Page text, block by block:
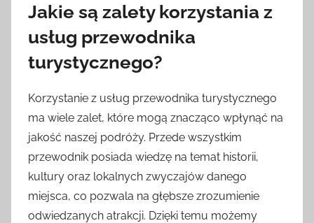
Jakie są zalety korzystania z
usług przewodnika
turystycznego?
Korzystanie z usług przewodnika turystycznego
ma wiele zalet, które mogą znacząco wpłynąć na
jakość naszej podróży. Przede wszystkim
przewodnik posiada wiedzę na temat historii,
kultury oraz lokalnych zwyczajów danego
miejsca, co pozwala na głębsze zrozumienie
odwiedzanych atrakcji. Dzięki temu możemy